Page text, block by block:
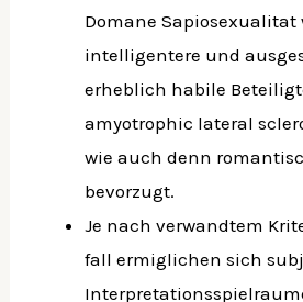
Domane Sapiosexualitat
intelligentere und
erheblich habile
amyotrophic lateral
wie auch denn
bevorzugt.
Je nach verwandtem
fall ermiglichen sich